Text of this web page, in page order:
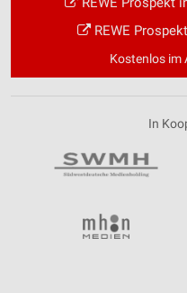
REWE
Kostenlos im
In